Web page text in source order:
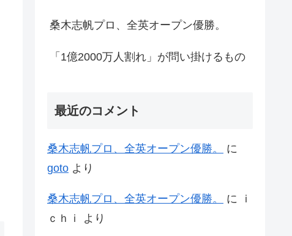
桑木志帆プロ、全英オープン優勝。
「1億2000万人割れ」が問い掛けるもの
最近のコメント
桑木志帆プロ、全英オープン優勝。
に
goto より
桑木志帆プロ、全英オープン優勝。 に
ｉ
ｃｈｉ
より